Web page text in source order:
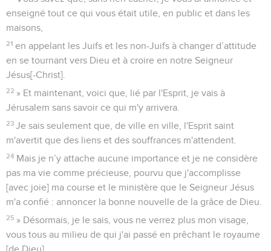
enseigné tout ce qui vous était utile, en public et dans les
maisons,
21 en appelant les Juifs et les non-Juifs à changer d’attitude
en se tournant vers Dieu et à croire en notre Seigneur
Jésus[-Christ].
22 » Et maintenant, voici que, lié par l'Esprit, je vais à
Jérusalem sans savoir ce qui m'y arrivera.
23 Je sais seulement que, de ville en ville, l'Esprit saint
m'avertit que des liens et des souffrances m'attendent.
24 Mais je n’y attache aucune importance et je ne considère
pas ma vie comme précieuse, pourvu que j'accomplisse
[avec joie] ma course et le ministère que le Seigneur Jésus
m'a confié : annoncer la bonne nouvelle de la grâce de Dieu.
25 » Désormais, je le sais, vous ne verrez plus mon visage,
vous tous au milieu de qui j'ai passé en prêchant le royaume
[de Dieu].